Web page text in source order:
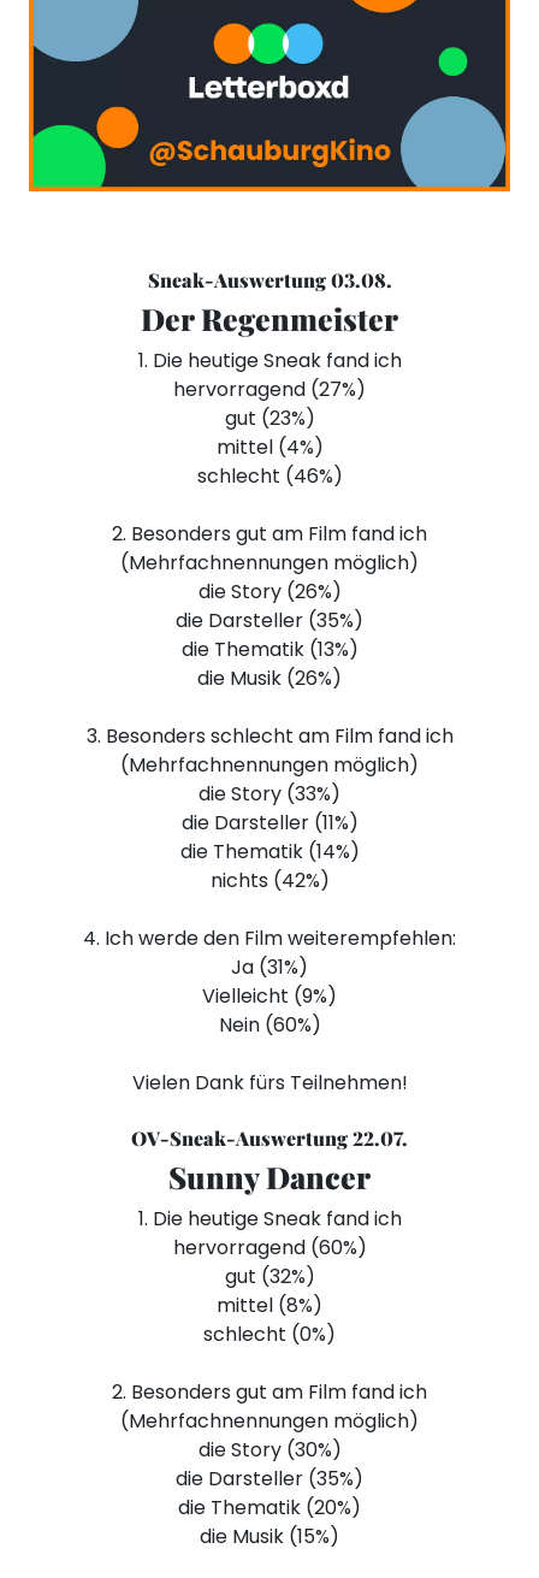
Sneak-Auswertung 03.08.
Der Regenmeister
1. Die heutige Sneak fand ich
hervorragend (27%)
gut (23%)
mittel (4%)
schlecht (46%)
2. Besonders gut am Film fand ich
(Mehrfachnennungen möglich)
die Story (26%)
die Darsteller (35%)
die Thematik (13%)
die Musik (26%)
3. Besonders schlecht am Film fand ich
(Mehrfachnennungen möglich)
die Story (33%)
die Darsteller (11%)
die Thematik (14%)
nichts (42%)
4. Ich werde den Film weiterempfehlen:
Ja (31%)
Vielleicht (9%)
Nein (60%)
Vielen Dank fürs Teilnehmen!
OV-Sneak-Auswertung 22.07.
Sunny Dancer
1. Die heutige Sneak fand ich
hervorragend (60%)
gut (32%)
mittel (8%)
schlecht (0%)
2. Besonders gut am Film fand ich
(Mehrfachnennungen möglich)
die Story (30%)
die Darsteller (35%)
die Thematik (20%)
die Musik (15%)